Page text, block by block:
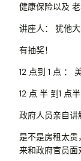
健康保险以及
讲座人： 犹他
有抽奖！
12 点到 1 点 ：
12 点 半 到1 点
政府人员亲自讲
是不是房租太贵
来和政府官员面